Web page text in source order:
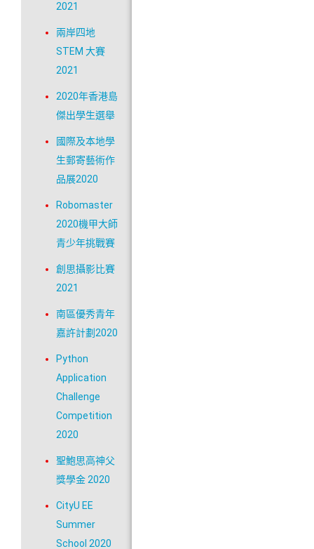
2021
兩岸四地
STEM 大賽
2021
2020年香港島
傑出學生選舉
國際及本地學
生郵寄藝術作
品展2020
Robomaster
2020機甲大師
青少年挑戰賽
創思攝影比賽
2021
南區優秀青年
嘉許計劃2020
Python
Application
Challenge
Competition
2020
聖鮑思高神父
獎學金 2020
CityU EE
Summer
School 2020